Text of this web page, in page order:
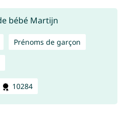
Prénoms de garçon
10284